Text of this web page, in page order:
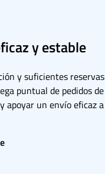
y estable
y suficientes
puntual de pedidos
apoyar un envío eficaz